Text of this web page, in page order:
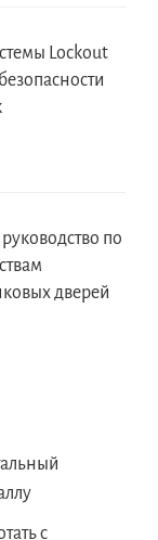
Lockout
по
дверей
с